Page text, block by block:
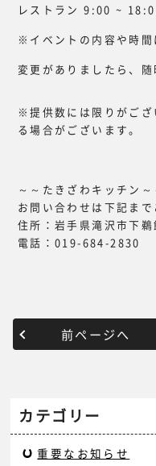
レストラン 9:00 ~
※イベントの内容や時間
変更がありましたら、
※提供数には限りがござ
る場合がございます。
～～たきざわキッチン～
お問い合わせは下記ま
住所：岩手県滝沢市下
電話：019-684-2830
前ページへ
カテゴリー
重要なお知らせ